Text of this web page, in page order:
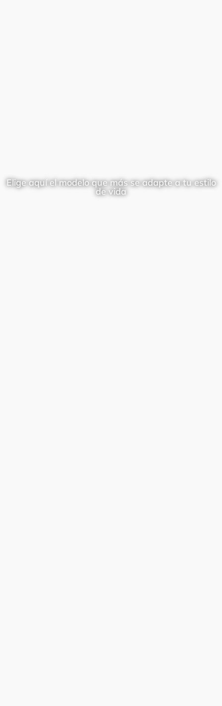
Elige aquí el modelo que más se adapte a tu estilo
de vida